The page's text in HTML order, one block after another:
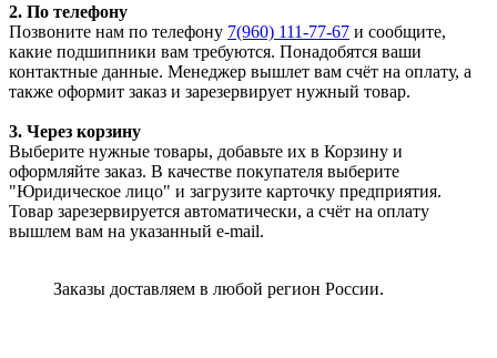
2. По телефону
Позвоните нам по телефону 7(960) 111-77-67 и сообщите,
какие подшипники вам требуются. Понадобятся ваши
контактные данные. Менеджер вышлет вам счёт на оплату, а
также оформит заказ и зарезервирует нужный товар.
3. Через корзину
Выберите нужные товары, добавьте их в Корзину и
оформляйте заказ. В качестве покупателя выберите
"Юридическое лицо" и загрузите карточку предприятия.
Товар зарезервируется автоматически, а счёт на оплату
вышлем вам на указанный e-mail.
Заказы доставляем в любой регион России.